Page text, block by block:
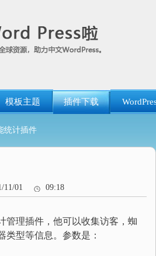
模板主题 插件下载
计插件
11/01 09:18
管理插件，他可以收集访客，蜘
类型等信息。参数是：